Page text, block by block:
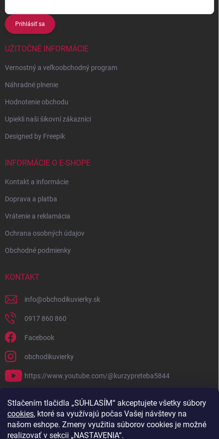
Stlačením tlačidla „SÚHLASÍM“ akceptujete všetky súbory
cookies, ktoré sa využívajú počas Vašej návštevy na
našom eshope. Zmeny využitia súborov cookies je možné
realizovať v sekcii „NASTAVENIA“.
Prihlásiť sa
UŽITOČNÉ INFORMÁCIE
Vernostný a veľkoobchodný program
Náhradné plnenie
Hodnotenie obchodu
Upiekli naši šikovní zákazníci
Designed by Freepik
INFORMÁCIE O E-SHOPE
Kontakt a informácie
Doprava a platba
Vrátenie a reklamácia
Ochrana osobných údajov
Obchodné podmienky
KONTAKT
info@obchodikuvierky.sk
0917 860 860
Facebook
obchodikuvierky
https://www.youtube.com/@kurzypreteba5844
PRIJÍMAME ONLINE PLATBY